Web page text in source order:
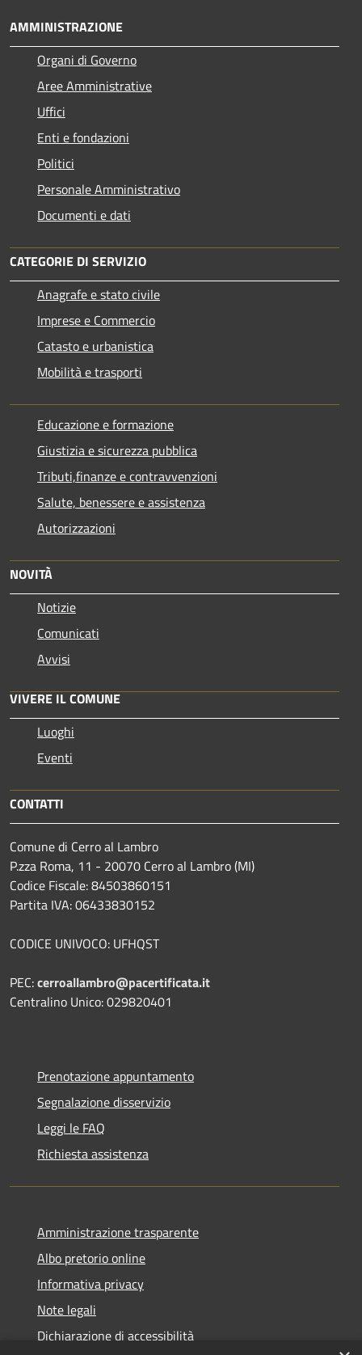
AMMINISTRAZIONE
Organi di Governo
Aree Amministrative
Uffici
Enti e fondazioni
Politici
Personale Amministrativo
Documenti e dati
CATEGORIE DI SERVIZIO
Anagrafe e stato civile
Imprese e Commercio
Catasto e urbanistica
Mobilità e trasporti
Educazione e formazione
Giustizia e sicurezza pubblica
Tributi,finanze e contravvenzioni
Salute, benessere e assistenza
Autorizzazioni
NOVITÀ
Notizie
Comunicati
Avvisi
VIVERE IL COMUNE
Luoghi
Eventi
CONTATTI
Comune di Cerro al Lambro
P.zza Roma, 11 - 20070 Cerro al Lambro (MI)
Codice Fiscale: 84503860151
Partita IVA: 06433830152
CODICE UNIVOCO: UFHQST
PEC:cerroallambro@pacertificata.it
Centralino Unico: 029820401
Prenotazione appuntamento
Segnalazione disservizio
Leggi le FAQ
Richiesta assistenza
Amministrazione trasparente
Albo pretorio online
Informativa privacy
Note legali
Dichiarazione di accessibilità